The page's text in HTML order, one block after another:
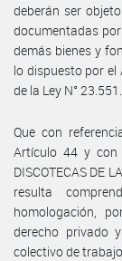
deberán ser
documentadas
demás bienes y
lo dispuesto por el
de la Ley N° 23.551.
Que con
Artículo 44 y con
DISCOTECAS DE
resulta
homologación,
derecho privado
colectivo de trabajo.